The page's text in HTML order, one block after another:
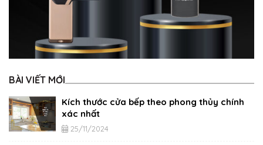
BÀI VIẾT MỚI
Kích thước cửa bếp theo phong thủy chính
xác nhất
25/11/2024